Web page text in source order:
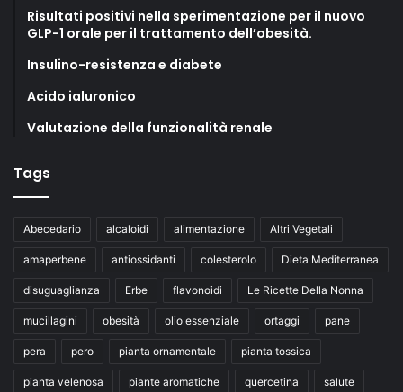
Risultati positivi nella sperimentazione per il nuovo
GLP-1 orale per il trattamento dell’obesità.
Insulino-resistenza e diabete
Acido ialuronico
Valutazione della funzionalità renale
Tags
Abecedario alcaloidi alimentazione Altri Vegetali
amaperbene antiossidanti colesterolo Dieta Mediterranea
disuguaglianza Erbe flavonoidi Le Ricette Della Nonna
mucillagini obesità olio essenziale ortaggi pane
pera pero pianta ornamentale pianta tossica
pianta velenosa piante aromatiche quercetina salute